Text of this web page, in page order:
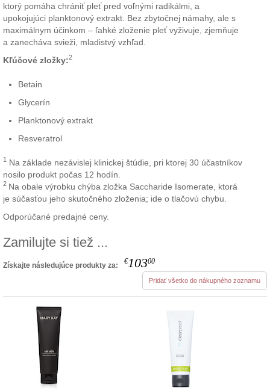
ktorý pomáha chrániť pleť pred voľnými radikálmi, a
upokojujúci planktonový extrakt. Bez zbytočnej námahy, ale s
maximálnym účinkom – ľahké zloženie pleť vyživuje, zjemňuje
a zanecháva svieži, mladistvý vzhľad.
Kľúčové zložky:2
Betain
Glycerín
Planktonový extrakt
Resveratrol
1
Na základe nezávislej klinickej štúdie, pri ktorej 30 účastníkov
nosilo produkt počas 12 hodín.
2 Na obale výrobku chýba zložka Saccharide Isomerate, ktorá
je súčasťou jeho skutočného zloženia; ide o tlačovú chybu.
Odporúčané predajné ceny.
Zamilujte si tiež ...
Získajte následujúce produkty za: €10300
Pridať všetko do nákupného zoznamu